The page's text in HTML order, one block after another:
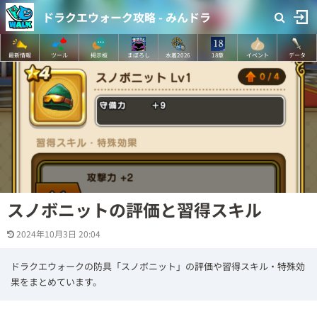
ドラクエウォーク攻略 - みんドラ
最新情報 ツール 掲示板 まぼろし 水着2026 18章 イベント データ
スノボニットの評価と習得スキル
2024年10月3日 20:04
ドラクエウォークの防具「スノボニット」の評価や習得スキル・特殊効
果をまとめています。